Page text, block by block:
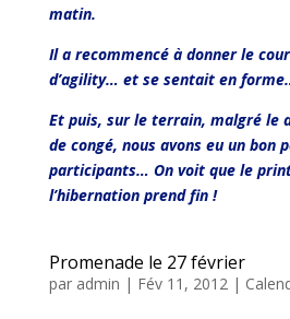
matin.
Il a recommencé à donner le
d’agility… et se sentait en
Et puis, sur le terrain, malgré le
de congé, nous avons eu un bon
participants… On voit que le
l’hibernation prend fin !
Promenade le 27 février
par admin | Fév 11, 2012|